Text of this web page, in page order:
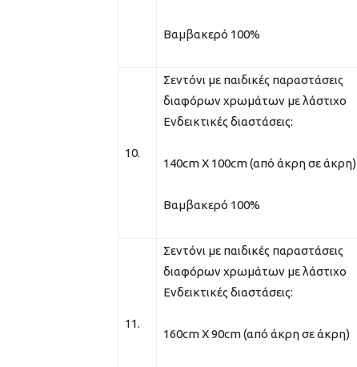
Βαμβακερό 100%
10.
Σεντόνι με παιδικές παραστάσεις
διαφόρων χρωμάτων με λάστιχο
Ενδεικτικές διαστάσεις:
140cm Χ 100cm (από άκρη σε άκρη)
Βαμβακερό 100%
11.
Σεντόνι με παιδικές παραστάσεις
διαφόρων χρωμάτων με λάστιχο
Ενδεικτικές διαστάσεις:
160cm Χ 90cm (από άκρη σε άκρη)